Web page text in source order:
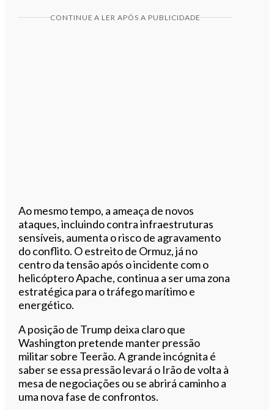
CONTINUE A LER APÓS A PUBLICIDADE
Ao mesmo tempo, a ameaça de novos
ataques, incluindo contra infraestruturas
sensíveis, aumenta o risco de agravamento
do conflito. O estreito de Ormuz, já no
centro da tensão após o incidente com o
helicóptero Apache, continua a ser uma zona
estratégica para o tráfego marítimo e
energético.
A posição de Trump deixa claro que
Washington pretende manter pressão
militar sobre Teerão. A grande incógnita é
saber se essa pressão levará o Irão de volta à
mesa de negociações ou se abrirá caminho a
uma nova fase de confrontos.